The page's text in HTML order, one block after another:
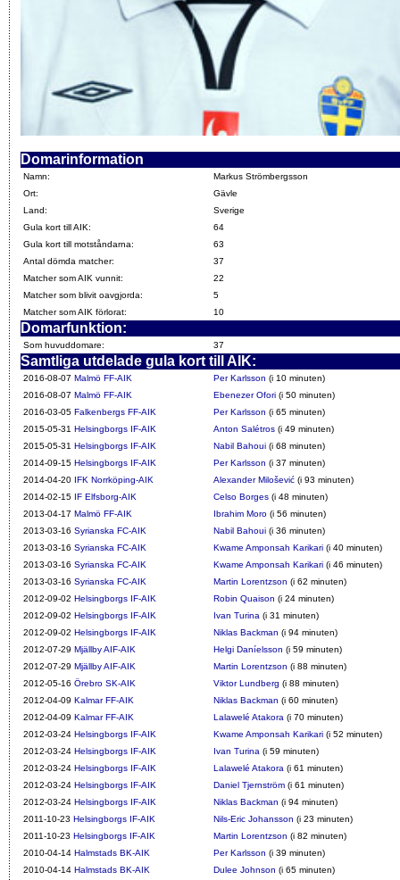
Domarinformation
Namn:
Markus Strömbergsson
Ort:
Gävle
Land:
Sverige
Gula kort till AIK:
64
Gula kort till motståndarna:
63
Antal dömda matcher:
37
Matcher som AIK vunnit:
22
Matcher som blivit oavgjorda:
5
Matcher som AIK förlorat:
10
Domarfunktion:
Som huvuddomare: 37
Samtliga utdelade gula kort till AIK:
2016-08-07 Malmö FF-AIK Per Karlsson (i 10 minuten)
2016-08-07 Malmö FF-AIK Ebenezer Ofori (i 50 minuten)
2016-03-05 Falkenbergs FF-AIK Per Karlsson (i 65 minuten)
2015-05-31 Helsingborgs IF-AIK Anton Salétros (i 49 minuten)
2015-05-31 Helsingborgs IF-AIK Nabil Bahoui (i 68 minuten)
2014-09-15 Helsingborgs IF-AIK Per Karlsson (i 37 minuten)
2014-04-20 IFK Norrköping-AIK Alexander Milošević (i 93 minuten)
2014-02-15 IF Elfsborg-AIK Celso Borges (i 48 minuten)
2013-04-17 Malmö FF-AIK Ibrahim Moro (i 56 minuten)
2013-03-16 Syrianska FC-AIK Nabil Bahoui (i 36 minuten)
2013-03-16 Syrianska FC-AIK Kwame Amponsah Karikari (i 40 minuten)
2013-03-16 Syrianska FC-AIK Kwame Amponsah Karikari (i 46 minuten)
2013-03-16 Syrianska FC-AIK Martin Lorentzson (i 62 minuten)
2012-09-02 Helsingborgs IF-AIK Robin Quaison (i 24 minuten)
2012-09-02 Helsingborgs IF-AIK Ivan Turina (i 31 minuten)
2012-09-02 Helsingborgs IF-AIK Niklas Backman (i 94 minuten)
2012-07-29 Mjällby AIF-AIK Helgi Daníelsson (i 59 minuten)
2012-07-29 Mjällby AIF-AIK Martin Lorentzson (i 88 minuten)
2012-05-16 Örebro SK-AIK Viktor Lundberg (i 88 minuten)
2012-04-09 Kalmar FF-AIK Niklas Backman (i 60 minuten)
2012-04-09 Kalmar FF-AIK Lalawelé Atakora (i 70 minuten)
2012-03-24 Helsingborgs IF-AIK Kwame Amponsah Karikari (i 52 minuten)
2012-03-24 Helsingborgs IF-AIK Ivan Turina (i 59 minuten)
2012-03-24 Helsingborgs IF-AIK Lalawelé Atakora (i 61 minuten)
2012-03-24 Helsingborgs IF-AIK Daniel Tjernström (i 61 minuten)
2012-03-24 Helsingborgs IF-AIK Niklas Backman (i 94 minuten)
2011-10-23 Helsingborgs IF-AIK Nils-Eric Johansson (i 23 minuten)
2011-10-23 Helsingborgs IF-AIK Martin Lorentzson (i 82 minuten)
2010-04-14 Halmstads BK-AIK Per Karlsson (i 39 minuten)
2010-04-14 Halmstads BK-AIK Dulee Johnson (i 65 minuten)